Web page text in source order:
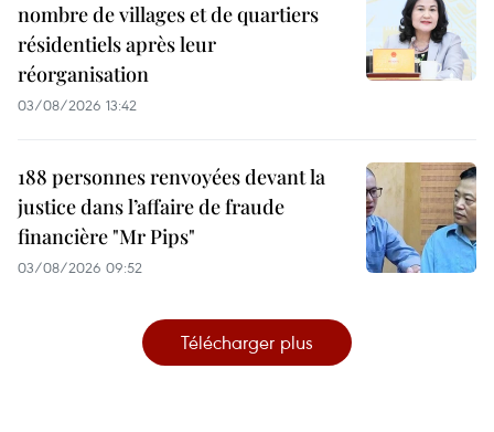
nombre de villages et de quartiers
résidentiels après leur
réorganisation
03/08/2026 13:42
188 personnes renvoyées devant la
justice dans l’affaire de fraude
financière "Mr Pips"
03/08/2026 09:52
Télécharger plus